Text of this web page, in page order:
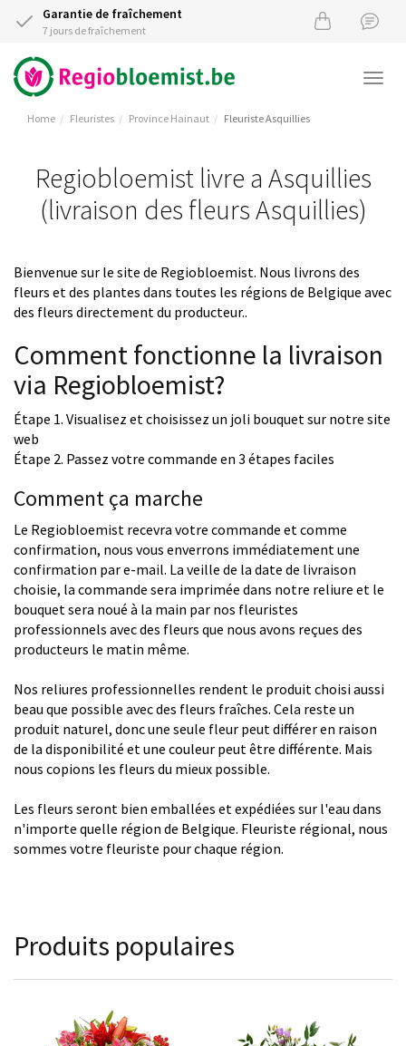
Garantie de fraîchement
7 jours de fraîchement
Home Fleuristes Province Hainaut Fleuriste Asquillies
Regiobloemist livre a Asquillies
(livraison des fleurs Asquillies)
Bienvenue sur le site de Regiobloemist. Nous livrons des
fleurs et des plantes dans toutes les régions de Belgique avec
des fleurs directement du producteur..
Comment fonctionne la livraison
via Regiobloemist?
Étape 1. Visualisez et choisissez un joli bouquet sur notre site
web
Étape 2. Passez votre commande en 3 étapes faciles
Comment ça marche
Le Regiobloemist recevra votre commande et comme
confirmation, nous vous enverrons immédiatement une
confirmation par e-mail. La veille de la date de livraison
choisie, la commande sera imprimée dans notre reliure et le
bouquet sera noué à la main par nos fleuristes
professionnels avec des fleurs que nous avons reçues des
producteurs le matin même.
Nos reliures professionnelles rendent le produit choisi aussi
beau que possible avec des fleurs fraîches. Cela reste un
produit naturel, donc une seule fleur peut différer en raison
de la disponibilité et une couleur peut être différente. Mais
nous copions les fleurs du mieux possible.
Les fleurs seront bien emballées et expédiées sur l'eau dans
n'importe quelle région de Belgique. Fleuriste régional, nous
sommes votre fleuriste pour chaque région.
Produits populaires